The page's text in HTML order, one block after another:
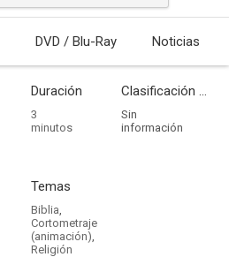
Estrenada
DVD / Blu-Ray Noticias
Duración
3
minutos
Clasificación por edades
Sin
información
Temas
Biblia,
Cortometraje
(animación),
Religión